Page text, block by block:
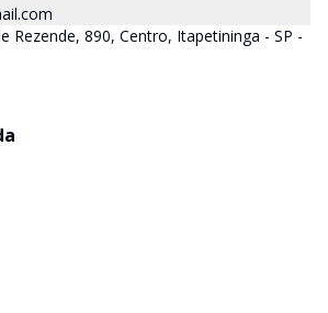
Rezende, 890, Centro, Itapetininga - SP -